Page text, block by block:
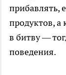
прибавлять,
продуктов,
в битву —
поведения.